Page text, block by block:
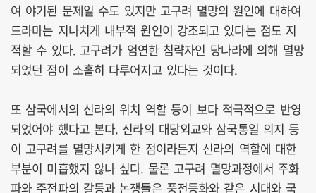
여 야기된 문제일 수도 있지만 고구려 멸망의 원인에 대하여
드라마는 지나치게 내부적 원인이 강조되고 있다는 점도 지
적할 수 있다. 고구려가 엄연한 침략자인 당나라에 의해 멸망
되었던 점이 소홀히 다루어지고 있다는 것이다.
또 삼국에서의 신라의 위치 역할 등이 보다 적극적으로 반영
되었어야 했다고 본다. 신라의 대당외교와 삼국통일 의지 등
이 고구려를 멸망시키게 한 점이라든지 신라의 역할에 대한
부분이 미흡했지 않나 싶다. 물론 고구려 멸망과정에서 주화
파와 주전파의 갈등과 논쟁들은 풍전등화와 같은 시대와 국